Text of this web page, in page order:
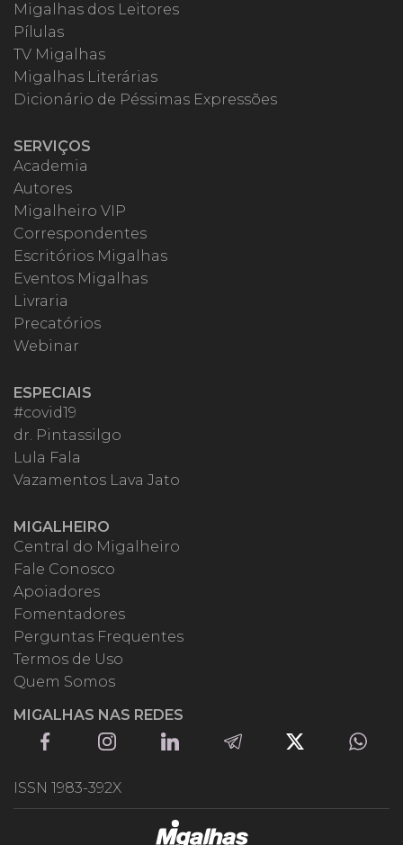
Migalhas dos Leitores
Pílulas
TV Migalhas
Migalhas Literárias
Dicionário de Péssimas Expressões
SERVIÇOS
Academia
Autores
Migalheiro VIP
Correspondentes
Escritórios Migalhas
Eventos Migalhas
Livraria
Precatórios
Webinar
ESPECIAIS
#covid19
dr. Pintassilgo
Lula Fala
Vazamentos Lava Jato
MIGALHEIRO
Central do Migalheiro
Fale Conosco
Apoiadores
Fomentadores
Perguntas Frequentes
Termos de Uso
Quem Somos
MIGALHAS NAS REDES
ISSN 1983-392X